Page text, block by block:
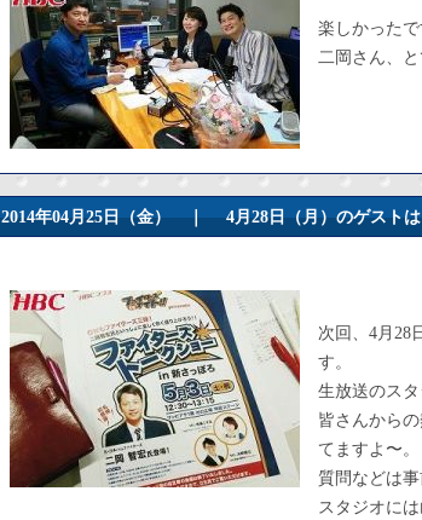
楽しかった
二岡さん、と
2014年04月25日（金） ｜4月28日（月）のゲスト
次回、4月28
す。
生放送のスタ
皆さんから
てますよ〜。
質問などは
スタジオには